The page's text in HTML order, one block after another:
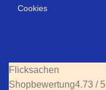
Cookies
Flicksachen
Shopbewertung4.73 / 5